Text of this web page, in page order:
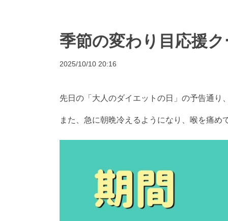
季節の変わり目応援
2025/10/10 20:16
先日の「大人のダイエットの日」の予告通り
また、急に朝晩冷えるようになり、喉を痛